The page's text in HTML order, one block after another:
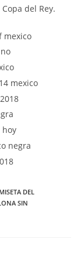
del Rey.
DEL
SIN